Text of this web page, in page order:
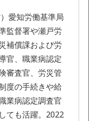
愛知労働基準局
監督署や瀬戸労
補償課および労
官、職業病認定
審査官、労災管
度の手続きや給
業病認定調査官
ても活躍。2022